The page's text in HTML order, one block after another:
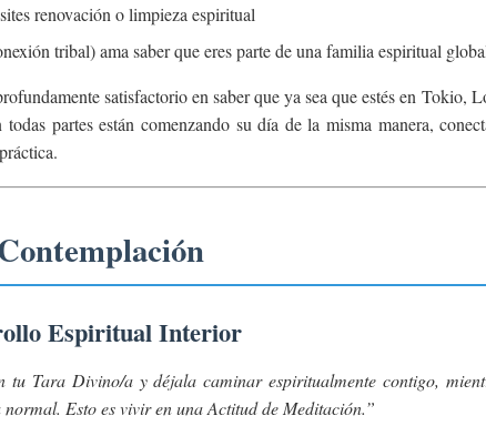
renovación o limpieza espiritual
tribal) ama saber que eres parte de una familia espiritual
satisfactorio en saber que ya sea que estés en Tokio,
partes están comenzando su día de la misma manera,
Espiritual Interior
tu Tara Divino/a y déjala caminar espiritualmente contigo,
Esto es vivir en una Actitud de Meditación.”